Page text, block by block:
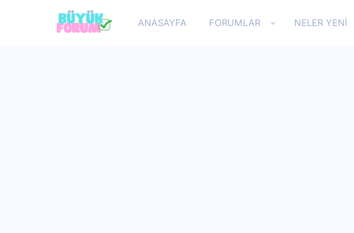
ANASAYFA FORUMLAR NELER YENI